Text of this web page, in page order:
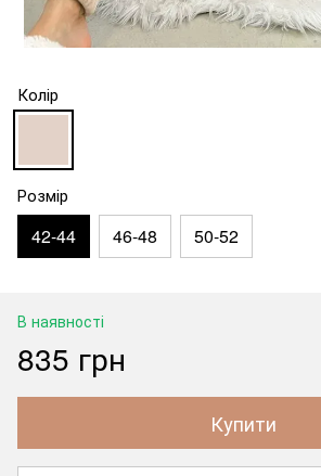
Колір
Розмір
42-44 46-48 50-52
В наявності
835 грн
Купити